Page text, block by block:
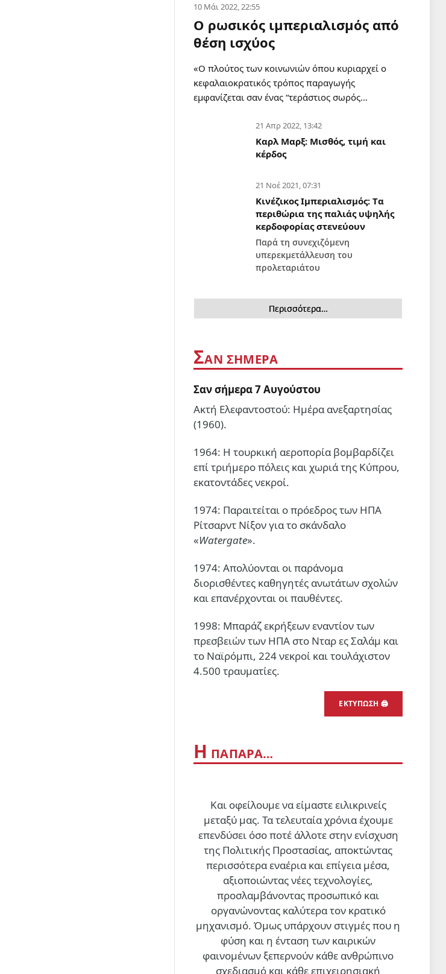
10 Μάι 2022, 22:55
Ο ρωσικός ιμπεριαλισμός από
θέση ισχύος
«Ο πλούτος των κοινωνιών όπου κυριαρχεί ο
κεφαλαιοκρατικός τρόπος παραγωγής
εμφανίζεται σαν ένας “τεράστιος σωρός…
21 Απρ 2022, 13:42
Καρλ Μαρξ: Μισθός, τιμή και
κέρδος
21 Νοέ 2021, 07:31
Κινέζικος Ιμπεριαλισμός: Tα
περιθώρια της παλιάς υψηλής
κερδοφορίας στενεύουν
Παρά τη συνεχιζόμενη
υπερεκμετάλλευση του
προλεταριάτου
Περισσότερα…
ΣΑΝ ΣΗΜΕΡΑ
Σαν σήμερα 7 Αυγούστου
Ακτή Ελεφαντοστού: Ημέρα ανεξαρτησίας
(1960).
1964: Η τουρκική αεροπορία βομβαρδίζει
επί τριήμερο πόλεις και χωριά της Κύπρου,
εκατοντάδες νεκροί.
1974: Παραιτείται ο πρόεδρος των ΗΠΑ
Ρίτσαρντ Νίξον για το σκάνδαλο
«Watergate».
1974: Απολύονται οι παράνομα
διορισθέντες καθηγητές ανωτάτων σχολών
και επανέρχονται οι παυθέντες.
1998: Μπαράζ εκρήξεων εναντίον των
πρεσβειών των ΗΠΑ στο Νταρ ες Σαλάμ και
το Ναϊρόμπι, 224 νεκροί και τουλάχιστον
4.500 τραυματίες.
ΕΚΤΥΠΩΣΗ 🖨
Η ΠΑΠΑΡΑ…
Και οφείλουμε να είμαστε ειλικρινείς
μεταξύ μας. Τα τελευταία χρόνια έχουμε
επενδύσει όσο ποτέ άλλοτε στην ενίσχυση
της Πολιτικής Προστασίας, αποκτώντας
περισσότερα εναέρια και επίγεια μέσα,
αξιοποιώντας νέες τεχνολογίες,
προσλαμβάνοντας προσωπικό και
οργανώνοντας καλύτερα τον κρατικό
μηχανισμό. Όμως υπάρχουν στιγμές που η
φύση και η ένταση των καιρικών
φαινομένων ξεπερνούν κάθε ανθρώπινο
σχεδιασμό και κάθε επιχειρησιακή